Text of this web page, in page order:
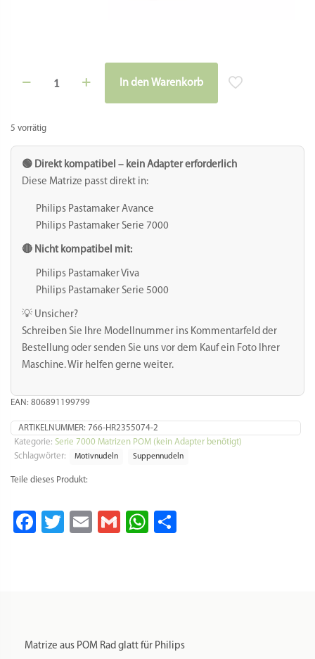
5 vorrätig
POM
glatt
Philips
Pastamaker
Avance
7000er
In den Warenkorb
🟢 Direkt kompatibel – kein Adapter erforderlich
Diese Matrize passt direkt in:
Philips Pastamaker Avance
Philips Pastamaker Serie 7000
🔴 Nicht kompatibel mit:
Philips Pastamaker Viva
Philips Pastamaker Serie 5000
💡 Unsicher?
Schreiben Sie Ihre Modellnummer ins Kommentarfeld der
Bestellung oder senden Sie uns vor dem Kauf ein Foto Ihrer
Maschine. Wir helfen gerne weiter.
EAN: 806891199799
ARTIKELNUMMER: 766-HR2355074-2
Kategorie: Serie 7000 Matrizen POM (kein Adapter benötigt)
Schlagwörter:
Motivnudeln Suppennudeln
Teile dieses Produkt:
Facebook
Twitter
EmailGmailWhatsApp
Matrize aus POM Rad glatt für Philips